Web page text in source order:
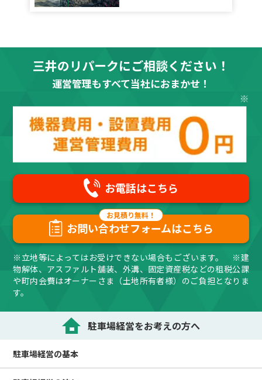
三井のリパークにご相談ください！
運営管理もすべて当社におまかせ！
お電話はこちら
お問い合わせフォームはこちら
※立地等によってはお受けできない場合もございます。 ※建
物解体、アスファルト舗装、外溝、固定資産税などの租税公課
や町内会費はオーナーさま（土地所有者様）のご負担となりま
す。
駐車場経営をお考えの方へ
駐車場経営の基本